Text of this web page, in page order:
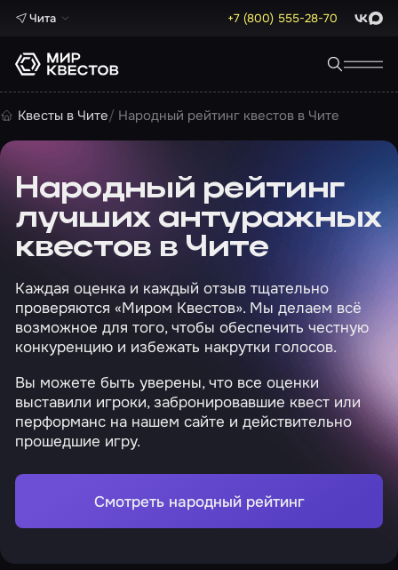
Чита +7 (800) 555-28-70 Max
Квесты в Чите Народный рейтинг квестов в Чите
Народный рейтинг
лучших антуражных
квестов в Чите
Каждая оценка и каждый отзыв тщательно
проверяются «Миром Квестов». Мы делаем всё
возможное для того, чтобы обеспечить честную
конкуренцию и избежать накрутки голосов.
Вы можете быть уверены, что все оценки
выставили игроки, забронировавшие квест или
перформанс на нашем сайте и действительно
прошедшие игру.
Смотреть народный рейтинг